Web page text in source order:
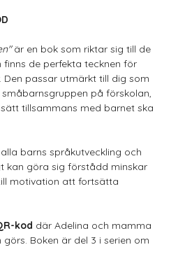
är en bok som riktar sig till de
finns de perfekta tecknen för
Den passar utmärkt till dig som
på förskolan,
tillsammans med barnet ska
barns språkutveckling och
kan göra sig förstådd minskar
motivation att fortsätta
kod där Adelina och mamma
Boken är del 3 i serien om